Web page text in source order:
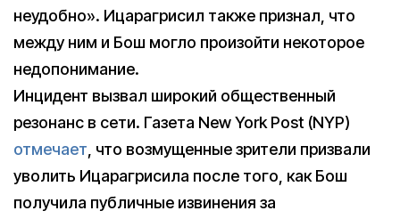
неудобно». Ицарагрисил также признал, что
между ним и Бош могло произойти некоторое
недопонимание.
Инцидент вызвал широкий общественный
резонанс в сети. Газета New York Post (NYP)
отмечает, что возмущенные зрители призвали
уволить Ицарагрисила после того, как Бош
получила публичные извинения за